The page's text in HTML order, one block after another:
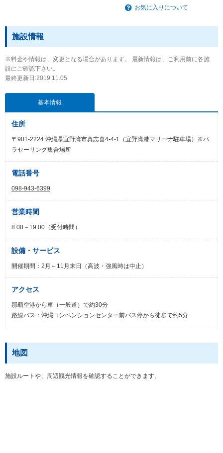
お気に入りについて
施設情報
※料金や情報は、変更となる場合があります。 最新情報は、ご利用前に各施
設にご確認下さい。
最終更新日:2019.11.05
基本情報
住所
〒901-2224 沖縄県宜野湾市真志喜4-4-1（宜野湾港マリーナ駐車場）※パ
ラセーリング集合場所
電話番号
098-943-6399
営業時間
8:00～19:00（受付時間）
設備・サービス
開催期間：2月～11月末日（高波・強風時は中止）
アクセス
那覇空港から車（一般道）で約30分
路線バス：沖縄コンベンションセンター前バス停から徒歩で約5分
地図
施設ルートや、周辺観光情報を確認することができます。